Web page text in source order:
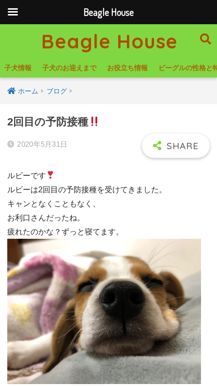
Beagle House
子犬情報 子犬のお迎えまで お役立ち情報 ビーグルの性格と
ホーム ブログ
2回目の予防接種
2020年5月31日
ルビーです
ルビーは2回目の予防接種を受けてきました。
キャンとなくこともなく、
お利口さんだったね。
疲れたのかな？ずっと寝てます。
Beagle House